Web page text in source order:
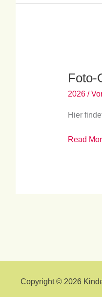
Foto-
2026/
Hier
2026
Read
Copyright © 2026